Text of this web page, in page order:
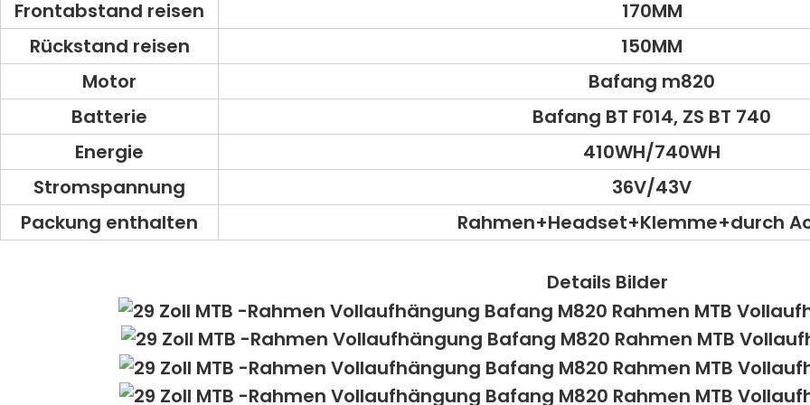
Frontabstand reisen
170MM
Rückstand reisen
150MM
Motor
Bafang m820
Batterie
Bafang BT F014, ZS BT 740
Energie
410WH/740WH
Stromspannung
36V/43V
Packung enthalten
Rahmen+Headset+Klemme+durch
Details Bilder